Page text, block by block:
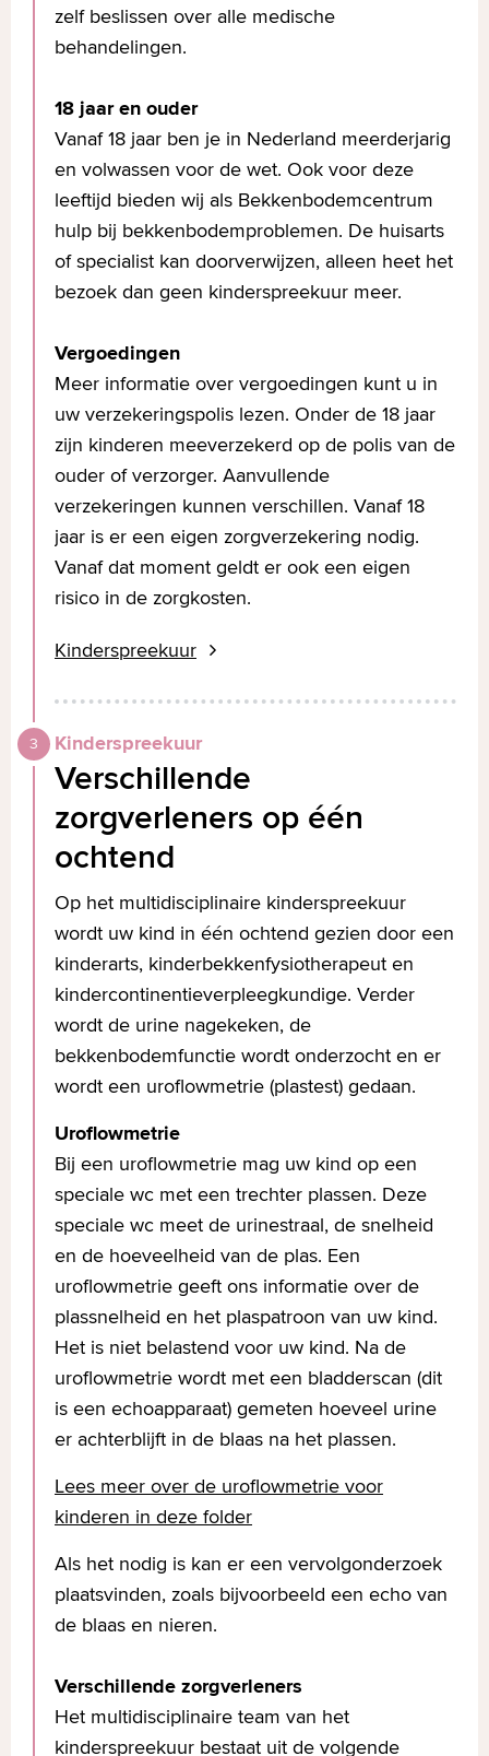
zelf beslissen over alle medische
behandelingen.
18 jaar en ouder
Vanaf 18 jaar ben je in Nederland meerderjarig
en volwassen voor de wet. Ook voor deze
leeftijd bieden wij als Bekkenbodemcentrum
hulp bij bekkenbodemproblemen. De huisarts
of specialist kan doorverwijzen, alleen heet het
bezoek dan geen kinderspreekuur meer.
Vergoedingen
Meer informatie over vergoedingen kunt u in
uw verzekeringspolis lezen. Onder de 18 jaar
zijn kinderen meeverzekerd op de polis van de
ouder of verzorger. Aanvullende
verzekeringen kunnen verschillen. Vanaf 18
jaar is er een eigen zorgverzekering nodig.
Vanaf dat moment geldt er ook een eigen
risico in de zorgkosten.
Kinderspreekuur
Kinderspreekuur
Verschillende
zorgverleners op één
ochtend
Op het multidisciplinaire kinderspreekuur
wordt uw kind in één ochtend gezien door een
kinderarts, kinderbekkenfysiotherapeut en
kindercontinentieverpleegkundige. Verder
wordt de urine nagekeken, de
bekkenbodemfunctie wordt onderzocht en er
wordt een uroflowmetrie (plastest) gedaan.
Uroflowmetrie
Bij een uroflowmetrie mag uw kind op een
speciale wc met een trechter plassen. Deze
speciale wc meet de urinestraal, de snelheid
en de hoeveelheid van de plas. Een
uroflowmetrie geeft ons informatie over de
plassnelheid en het plaspatroon van uw kind.
Het is niet belastend voor uw kind. Na de
uroflowmetrie wordt met een bladderscan (dit
is een echoapparaat) gemeten hoeveel urine
er achterblijft in de blaas na het plassen.
Lees meer over de uroflowmetrie voor
kinderen in deze folder
Als het nodig is kan er een vervolgonderzoek
plaatsvinden, zoals bijvoorbeeld een echo van
de blaas en nieren.
Verschillende zorgverleners
Het multidisciplinaire team van het
kinderspreekuur bestaat uit de volgende